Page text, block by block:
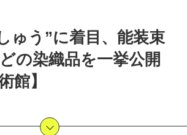
美術館情報
お知らせ
ゅう”に着目、能装束
の染織品を一挙公開
館】